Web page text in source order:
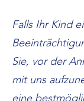
Falls Ihr Kind
Sie, vor der
mit uns
eine